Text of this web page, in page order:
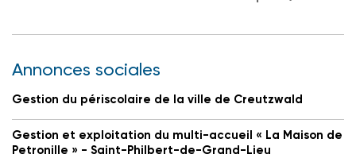
Annonces sociales
Gestion du périscolaire de la ville de Creutzwald
Gestion et exploitation du multi-accueil « La Maison de
Petronille » - Saint-Philbert-de-Grand-Lieu